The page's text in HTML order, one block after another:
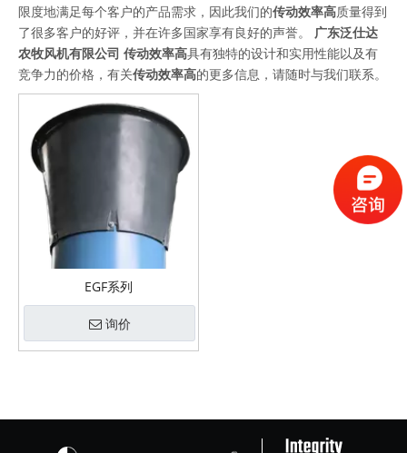
限度地满足每个客户的产品需求，因此我们的传动效率高质量得到
了很多客户的好评，并在许多国家享有良好的声誉。 广东泛仕达
农牧风机有限公司 传动效率高具有独特的设计和实用性能以及有
竞争力的价格，有关传动效率高的更多信息，请随时与我们联系。
EGF系列
询价